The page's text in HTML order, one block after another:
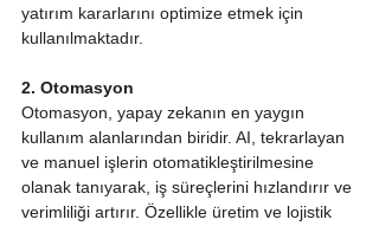
yatırım kararlarını optimize etmek için
kullanılmaktadır.
2. Otomasyon
Otomasyon, yapay zekanın en yaygın
kullanım alanlarından biridir. AI, tekrarlayan
ve manuel işlerin otomatikleştirilmesine
olanak tanıyarak, iş süreçlerini hızlandırır ve
verimliliği artırır. Özellikle üretim ve lojistik